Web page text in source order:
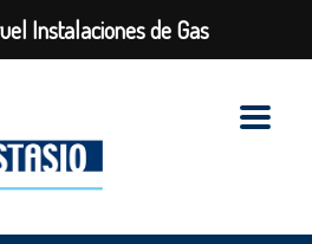
Instalaciones de Gas